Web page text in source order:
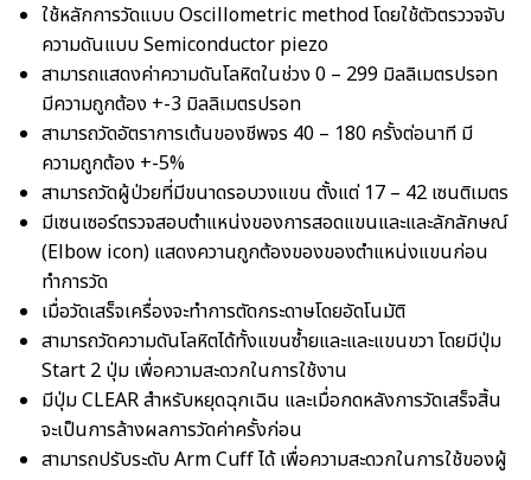
ใช้หลักการวัดแบบ Oscillometric method โดยใช้ตัวตรววจจับ
ความดันแบบ Semiconductor piezo
สามารถแสดงค่าความดันโลหิตในช่วง 0 – 299 มิลลิเมตรปรอท
มีความถูกต้อง +-3 มิลลิเมตรปรอท
สามารถวัดอัตราการเต้นของชีพจร 40 – 180 ครั้งต่อนาที มี
ความถูกต้อง +-5%
สามารถวัดผู้ป่วยที่มีขนาดรอบวงแขน ตั้งแต่ 17 – 42 เซนติเมตร
มีเซนเซอร์ตรวจสอบตำแหน่งของการสอดแขนและและลักลักษณ์
(Elbow icon) แสดงควานถูกต้องของของตำแหน่งแขนก่อน
ทำการวัด
เมื่อวัดเสร็จเครื่องจะทำการตัดกระดาษโดยอัดโนมัติ
สามารถวัดความดันโลหิตได้ทั้งแขนซ้ำยและและแขนขวา โดยมีปุ่ม
Start 2 ปุ่ม เพื่อความสะดวกในการใช้งาน
มีปุ่ม CLEAR สำหรับหยุดฉุกเฉิน และเมื่อกดหลังการวัดเสร็จสิ้น
จะเป็นการล้างผลการวัดค่าครั้งก่อน
สามารถปรับระดับ Arm Cuff ได้ เพื่อความสะดวกในการใช้ของผู้